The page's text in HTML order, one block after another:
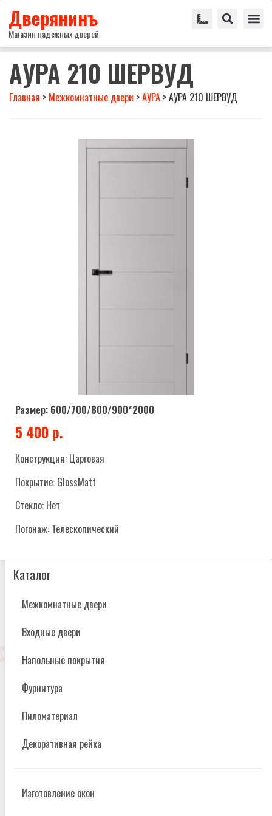
Дверянинъ
Магазин надежных дверей
АУРА 210 ШЕРВУД
Главная > Межкомнатные двери >АУРА >АУРА 210 ШЕРВУД
Размер: 600/700/800/900*2000
5 400 р.
Конструкция: Царговая
Покрытие: GlossMatt
Стекло: Нет
Погонаж: Телескопический
Каталог
Межкомнатные двери
Входные двери
Напольные покрытия
Фурнитура
Пиломатериал
Декоративная рейка
Изготовление окон